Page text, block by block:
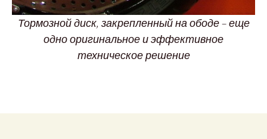
Тормозной диск, закрепленный на ободе – еще
одно оригинальное и эффективное
техническое решение